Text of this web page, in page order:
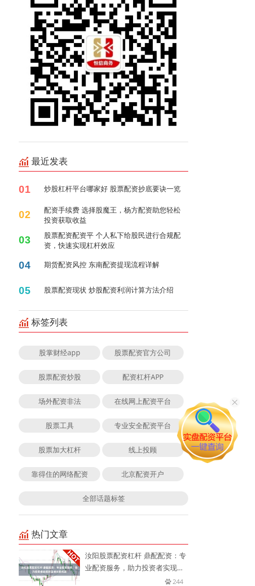
最近发表
01 炒股杠杆平台哪家好 股票配资抄底要诀一览
02
配资手续费 选择股魔王，杨方配资助您轻松
投资获取收益
03
股票配资配资平 个人私下给股民进行合规配
资，快速实现杠杆效应
04 期货配资风控 东南配资提现流程详解
05 股票配资现状 炒股配资利润计算方法介绍
标签列表
股掌财经app 股票配资官方公司
股票配资炒股 配资杠杆APP
场外配资非法 在线网上配资平台
股票工具 专业安全配资平台
股票加大杠杆 线上投顾
靠得住的网络配资 北京配资开户
全部话题标签
热门文章
汝阳股票配资杠杆 鼎配配资：专
业配资服务，助力投资者实现财
244